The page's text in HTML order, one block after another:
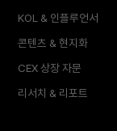
KOL & 인플루언서
콘텐츠 & 현지화
CEX 상장 자문
리서치 & 리포트